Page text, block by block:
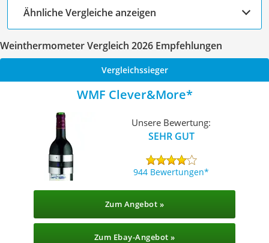
Ähnliche Vergleiche anzeigen
Weinthermometer Vergleich 2026 Empfehlungen
Vergleichssieger
WMF Clever&More
Unsere Bewertung:
SEHR GUT
944 Bewertungen
Zum Angebot »
Zum Ebay-Angebot »